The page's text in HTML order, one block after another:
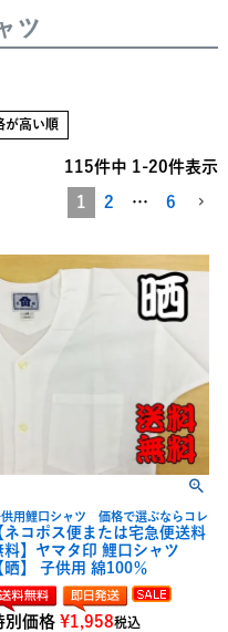
ツ
が高い順
115件中 1-20件表示
1 2 … 6
用鯉口シャツ 価格で選ぶならコレ
ネコポス便または宅急便送料
料】ヤマタ印 鯉口シャツ
晒】 子供用 綿100％
別価格 ¥1,958税込